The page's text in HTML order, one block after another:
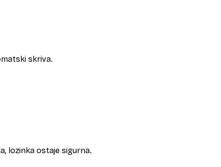
skriva.
lozinka ostaje sigurna.